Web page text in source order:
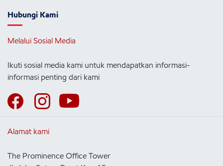
Hubungi Kami
Melalui Sosial Media
Ikuti sosial media kami untuk mendapatkan informasi-
informasi penting dari kami
Alamat kami
The Prominence Office Tower